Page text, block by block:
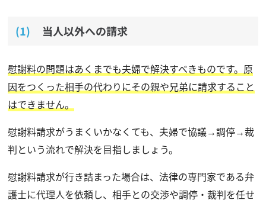
当人以外への請求
慰謝料の問題はあくまでも夫婦で解決すべきものです。原
因をつくった相手の代わりにその親や兄弟に請求すること
はできません。
慰謝料請求がうまくいかなくても、夫婦で協議→調停→裁
判という流れで解決を目指しましょう。
慰謝料請求が行き詰まった場合は、法律の専門家である弁
護士に代理人を依頼し、相手との交渉や調停・裁判を任せ